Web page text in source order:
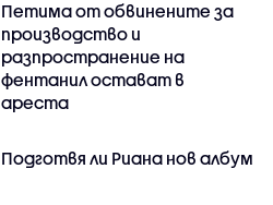
Петима от обвинените за
производство и
разпространение на
фентанил остават в
ареста
Подготвя ли Риана нов албум